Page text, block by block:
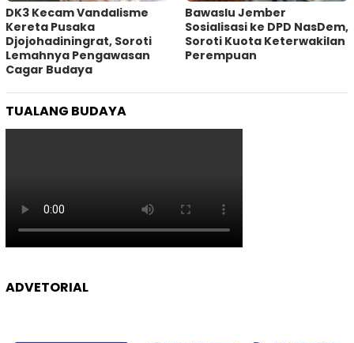
DK3 Kecam Vandalisme
Kereta Pusaka
Djojohadiningrat, Soroti
Lemahnya Pengawasan
Cagar Budaya
Bawaslu Jember
Sosialisasi ke DPD NasDem,
Soroti Kuota Keterwakilan
Perempuan
TUALANG BUDAYA
ADVETORIAL